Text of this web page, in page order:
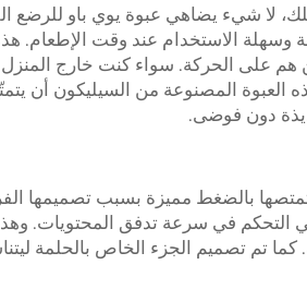
لا شيء يضاهي عبوة يوي باو للرضع
وسهلة الاستخدام عند وقت الإطعام.
هم على الحركة. سواء كنت خارج
العبوة المصنوعة من السيليكون أن
دون فوضى.
بالضغط مميزة بسبب تصميمها
التحكم في سرعة تدفق المحتويات.
كما تم تصميم الجزء الخاص بالحلمة